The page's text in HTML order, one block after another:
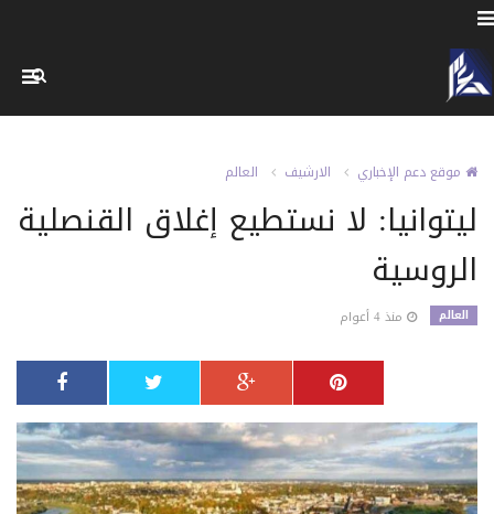
موقع دعم الإخباري الارشيف العالم
ليتوانيا: لا نستطيع إغلاق القنصلية
الروسية
العالم منذ 4 أعوام